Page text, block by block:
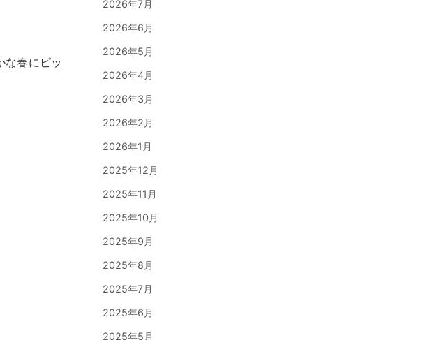
な春にピッ
2026年7月
2026年6月
2026年5月
2026年4月
2026年3月
2026年2月
2026年1月
2025年12月
2025年11月
2025年10月
2025年9月
2025年8月
2025年7月
2025年6月
2025年5月